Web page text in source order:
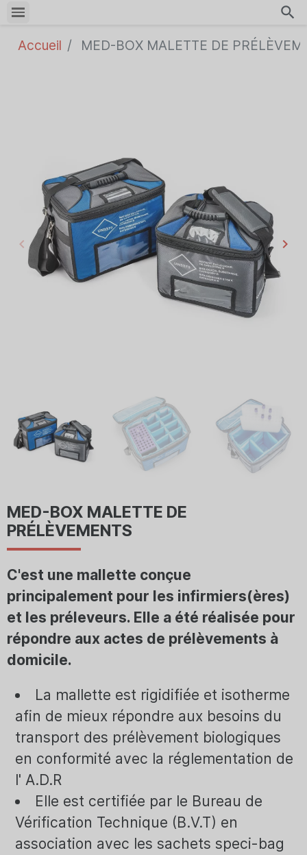
search
Accueil MED-BOX MALETTE DE
Précédent
keyboard_arrow_left keyboard_arrow_right
MED-BOX MALETTE DE
PRÉLÈVEMENTS
C'est une mallette conçue
principalement pour les infirmiers(ères)
et les préleveurs. Elle a été réalisée pour
répondre aux actes de prélèvements à
domicile.
La mallette est rigidifiée et isotherme
afin de mieux répondre aux besoins du
transport des prélèvement biologiques
en conformité avec la réglementation de
l' A.D.R
Elle est certifiée par le Bureau de
Vérification Technique (B.V.T) en
association avec les sachets speci-bag